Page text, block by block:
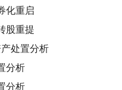
化重启
股重提
处置分析
分析
分析